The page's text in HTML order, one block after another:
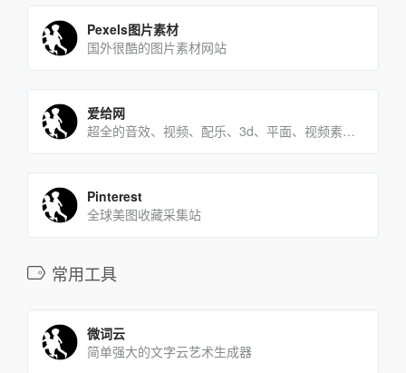
Pexels图片素材
国外很酷的图片素材网站
爱给网
超全的音效、视频、配乐、3d、平面、视频素质下载平台。
Pinterest
全球美图收藏采集站
常用工具
微词云
简单强大的文字云艺术生成器